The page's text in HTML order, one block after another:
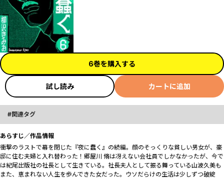
6巻を購入する
試し読み カートに追加
関連タグ
あらすじ／作品情報
衝撃のラストで幕を閉じた『夜に蠢く』の続編。顔のそっくりな貧しい男女が、豪
邸に住む夫婦と入れ替わった！郷屋川 脩は冴えない会社員でしかなかったが、今で
は紀尾出版社の社長として生きている。社長夫人として振る舞っている山波久美も
また、恵まれない人生を歩んできた女だった。ウソだらけの生活は少しずつ破綻